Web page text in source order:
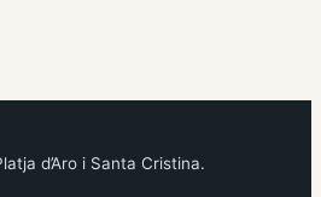
d’Aro i Santa Cristina.